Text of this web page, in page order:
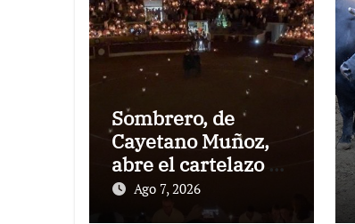
Sombrero, de
Cayetano Muñoz,
abre el cartelazo de
Marbella
Ago 7, 2026